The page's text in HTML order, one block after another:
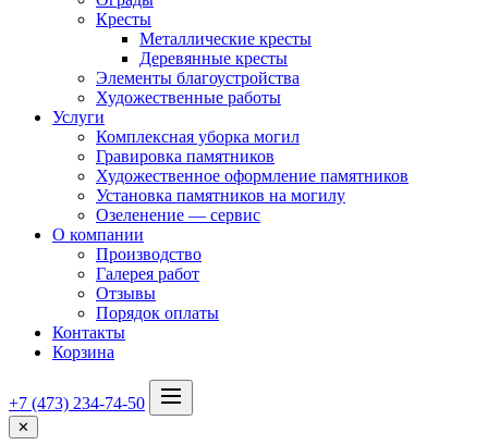
Кресты
Металлические кресты
Деревянные кресты
Элементы благоустройства
Художественные работы
Услуги
Комплексная уборка могил
Гравировка памятников
Художественное оформление памятников
Установка памятников на могилу
Озеленение — сервис
О компании
Производство
Галерея работ
Отзывы
Порядок оплаты
Контакты
Корзина
+7 (473) 234-74-50
✕